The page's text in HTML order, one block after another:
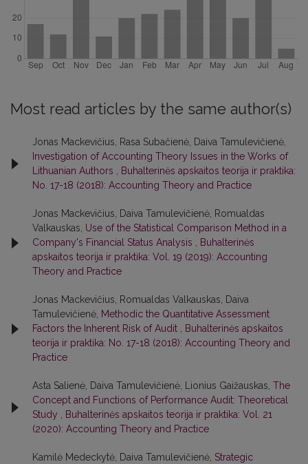
Most read articles by the same author(s)
Jonas Mackevičius, Rasa Subačienė, Daiva Tamulevičienė,
Investigation of Accounting Theory Issues in the Works of
Lithuanian Authors , Buhalterinės apskaitos teorija ir praktika:
No. 17-18 (2018): Accounting Theory and Practice
Jonas Mackevičius, Daiva Tamulevičienė, Romualdas
Valkauskas, Use of the Statistical Comparison Method in a
Company's Financial Status Analysis , Buhalterinės
apskaitos teorija ir praktika: Vol. 19 (2019): Accounting
Theory and Practice
Jonas Mackevičius, Romualdas Valkauskas, Daiva
Tamulevičienė, Methodic the Quantitative Assessment
Factors the Inherent Risk of Audit , Buhalterinės apskaitos
teorija ir praktika: No. 17-18 (2018): Accounting Theory and
Practice
Asta Salienė, Daiva Tamulevičienė, Lionius Gaižauskas, The
Concept and Functions of Performance Audit: Theoretical
Study , Buhalterinės apskaitos teorija ir praktika: Vol. 21
(2020): Accounting Theory and Practice
Kamilė Medeckytė, Daiva Tamulevičienė, Strategic